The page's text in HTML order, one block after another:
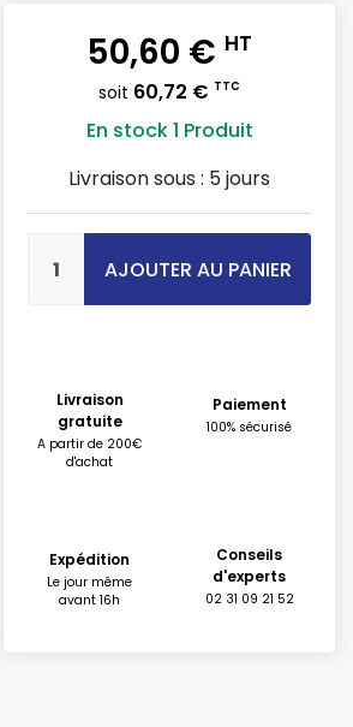
50,60 € HT
soit 60,72 € TTC
En stock1 Produit
Livraison sous : 5 jours
AJOUTER AU PANIER
Livraison
gratuite
A partir de 200€
d'achat
Paiement
100% sécurisé
Expédition
Le jour même
avant 16h
Conseils
d'experts
02 31 09 21 52